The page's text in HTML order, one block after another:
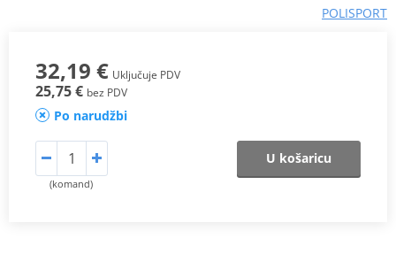
POLISPORT
32,19 € Uključuje PDV
25,75 € bez PDV
Po narudžbi
(komand)
U košaricu